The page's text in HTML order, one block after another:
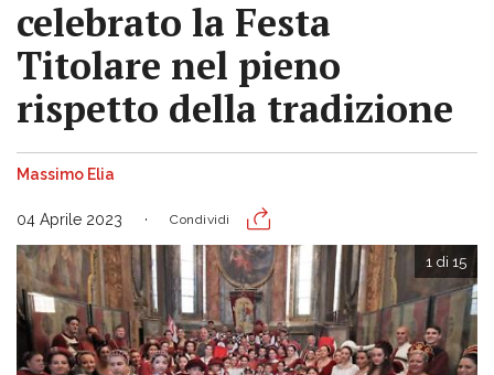
celebrato la Festa
Titolare nel pieno
rispetto della tradizione
Massimo Elia
04 Aprile 2023 Condividi
1 di 15